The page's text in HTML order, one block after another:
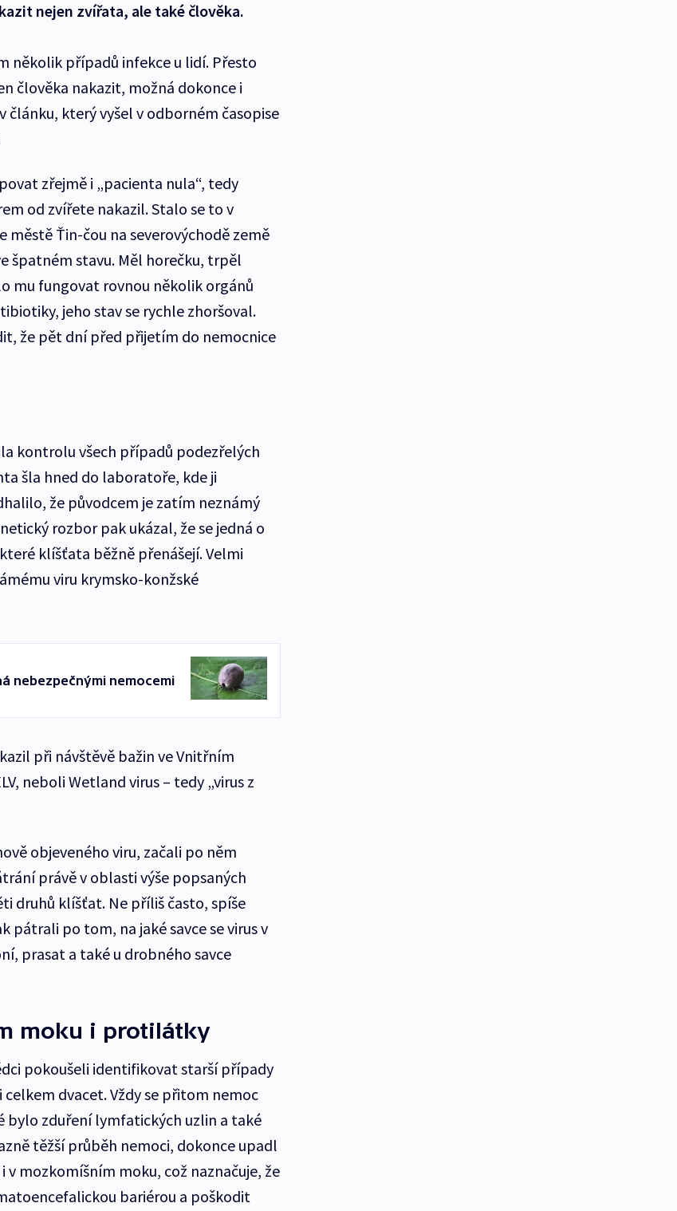
nejen zvířata, ale také člověka.
několik případů infekce u lidí. Přesto
člověka nakazit, možná dokonce i
článku, který vyšel v odborném časopise
zřejmě i „pacienta nula“, tedy
od zvířete nakazil. Stalo se to v
městě Ťin-čou na severovýchodě země
špatném stavu. Měl horečku, trpěl
mu fungovat rovnou několik orgánů
jeho stav se rychle zhoršoval.
že pět dní před přijetím do nemocnice
kontrolu všech případů podezřelých
šla hned do laboratoře, kde ji
že původcem je zatím neznámý
rozbor pak ukázal, že se jedná o
klíšťata běžně přenášejí. Velmi
viru krymsko-konžské
nebezpečnými nemocemi
při návštěvě bažin ve Vnitřním
neboli Wetland virus – tedy „virus z
objeveného viru, začali po něm
právě v oblasti výše popsaných
druhů klíšťat. Ne příliš často, spíše
pátrali po tom, na jaké savce se virus v
prasat a také u drobného savce
moku i protilátky
pokoušeli identifikovat starší případy
dvacet. Vždy se přitom nemoc
bylo zduření lymfatických uzlin a také
těžší průběh nemoci, dokonce upadl
v mozkomíšním moku, což naznačuje, že
bariérou a poškodit